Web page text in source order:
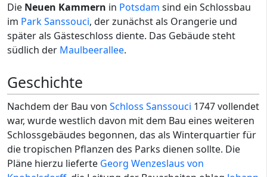
Die Neuen Kammern in Potsdam sind ein Schlossbau
im Park Sanssouci, der zunächst als Orangerie und
später als Gästeschloss diente. Das Gebäude steht
südlich der Maulbeerallee.
Geschichte
Nachdem der Bau von Schloss Sanssouci 1747 vollendet
war, wurde westlich davon mit dem Bau eines weiteren
Schlossgebäudes begonnen, das als Winterquartier für
die tropischen Pflanzen des Parks dienen sollte. Die
Pläne hierzu lieferte Georg Wenzeslaus von